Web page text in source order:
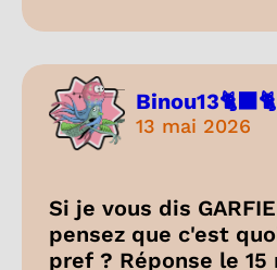
Binou13🐈‍⬛🐈
13 mai 2026
Si je vous dis
pensez que c'est
pref ? Réponse le 15